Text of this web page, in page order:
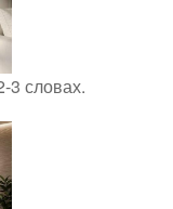
3 словах.